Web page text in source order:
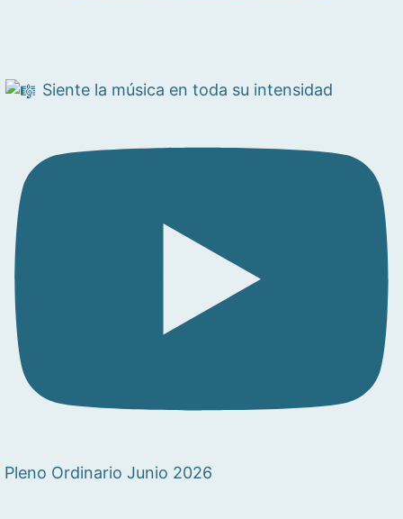
Siente la música en toda su intensidad
Pleno Ordinario Junio 2026